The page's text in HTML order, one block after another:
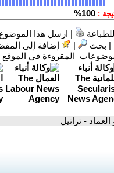
| ارسل هذا
| بحث | إضافة إلى
المقروءة في الموقع
- تراتيل